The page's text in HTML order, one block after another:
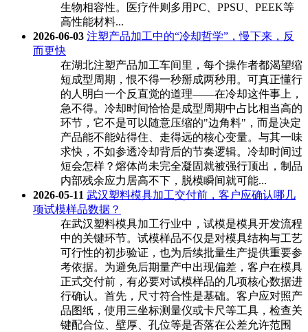
生物相容性。医疗件则多用PC、PPSU、PEEK等
高性能材料...
2026-06-03 注塑产品加工中的“冷却哲学”，慢下来，反
而更快
在湖北注塑产品加工车间里，每个操作者都渴望缩
短成型周期，恨不得一秒掰成两秒用。可真正懂行
的人明白一个反直觉的道理——在冷却这件事上，
急不得。冷却时间恰恰是成型周期中占比相当高的
环节，它不是可以随意压缩的"边角料"，而是决定
产品能不能站得住、走得远的核心变量。与其一味
求快，不如参透冷却背后的节奏逻辑。冷却时间过
短会怎样？熔体尚未完全凝固就被强行顶出，制品
内部残余应力居高不下，脱模瞬间就可能...
2026-05-11 武汉塑料模具加工交付前，客户应确认哪几
项试模样品数据？
在武汉塑料模具加工行业中，试模是模具开发流程
中的关键环节。试模样品不仅是对模具结构与工艺
可行性的初步验证，也为后续批量生产提供重要参
考依据。为避免后期量产中出现偏差，客户在模具
正式交付前，有必要对试模样品的几项核心数据进
行确认。首先，尺寸符合性是基础。客户应对照产
品图纸，使用三坐标测量仪或卡尺等工具，检查关
键配合位、壁厚、孔位等是否落在公差允许范围